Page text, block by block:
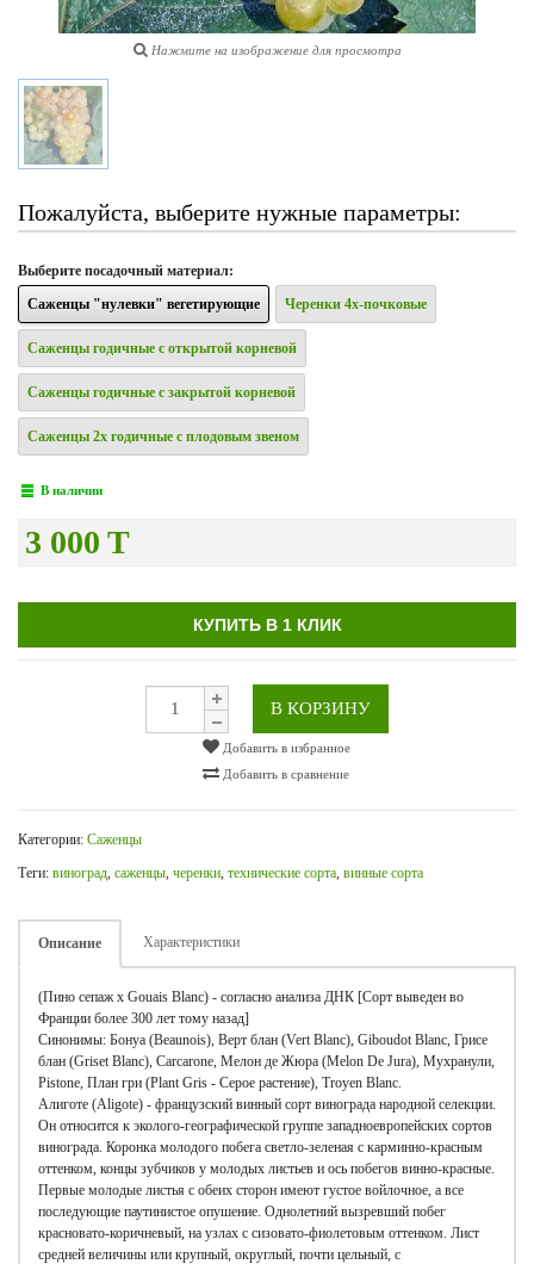
Нажмите на изображение для просмотра
Пожалуйста, выберите нужные параметры:
Выберите посадочный материал:
Саженцы "нулевки" вегетирующие
Черенки 4х-почковые
Саженцы годичные с открытой корневой
Саженцы годичные с закрытой корневой
Саженцы 2х годичные с плодовым звеном
В наличии
3 000 T
КУПИТЬ В 1 КЛИК
В КОРЗИНУ
Добавить в избранное
Добавить в сравнение
Категории: Саженцы
Теги: виноград, саженцы, черенки, технические сорта, винные сорта
Описание Характеристики
(Пино сепаж x Gouais Blanc) - согласно анализа ДНК [Сорт выведен во
Франции более 300 лет тому назад]
Синонимы: Бонуа (Beaunois), Верт блан (Vert Blanc), Giboudot Blanc, Грисе
блан (Griset Blanc), Carcarone, Мелон де Жюра (Melon De Jura), Мухранули,
Pistone, План гри (Plant Gris - Серое растение), Troyen Blanc.
Алиготе (Aligote) - французский винный сорт винограда народной селекции.
Он относится к эколого-географической группе западноевропейских сортов
винограда. Коронка молодого побега светло-зеленая с карминно-красным
оттенком, концы зубчиков у молодых листьев и ось побегов винно-красные.
Первые молодые листья с обеих сторон имеют густое войлочное, а все
последующие паутинистое опушение. Однолетний вызревший побег
красновато-коричневый, на узлах с сизовато-фиолетовым оттенком. Лист
средней величины или крупный, округлый, почти цельный, с